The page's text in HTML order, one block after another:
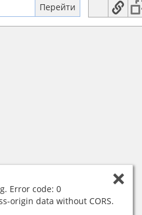
Error code: 0
origin data without CORS.